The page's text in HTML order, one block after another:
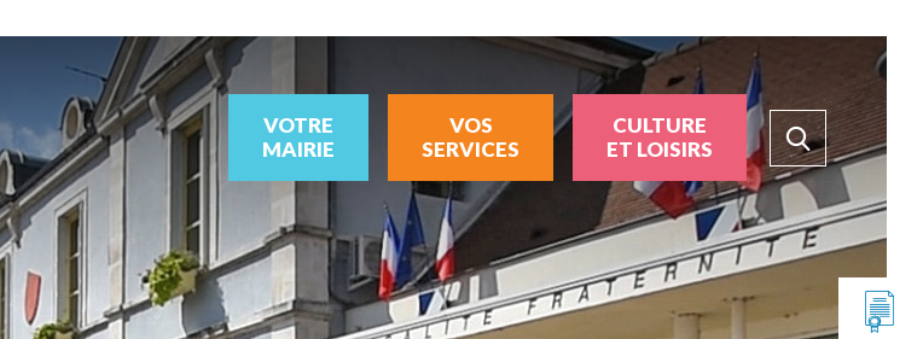
VOTRE
MAIRIE
VOS
SERVICES
CULTURE
ET LOISIRS